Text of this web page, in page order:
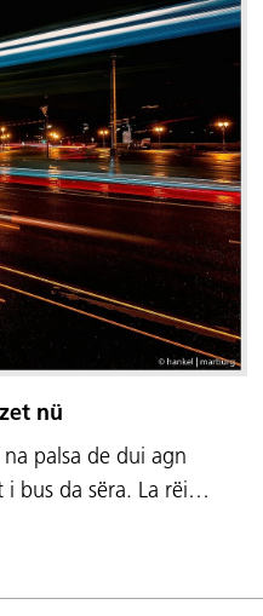
nü
palsa de dui agn
i bus da sëra. La rëi…